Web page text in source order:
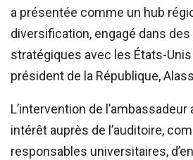
a présentée comme un hub
diversification, engagé dans
stratégiques avec les États-
président de la République,
L’intervention de
intérêt auprès de l’auditoire,
responsables universitaires,